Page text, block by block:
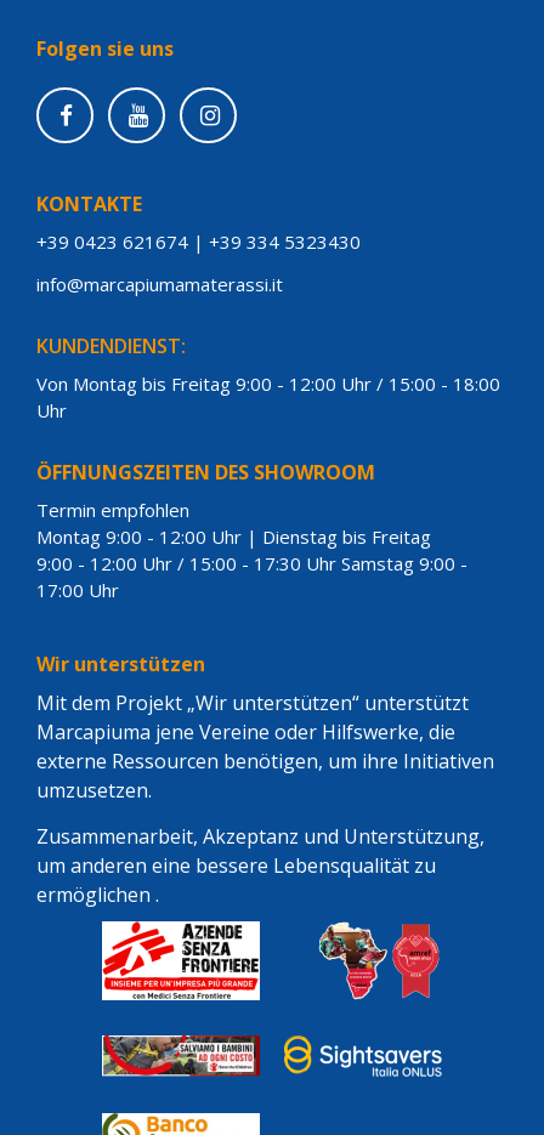
Folgen sie uns
KONTAKTE
+39 0423 621674 | +39 334 5323430
info@marcapiumamaterassi.it
KUNDENDIENST:
Von Montag bis Freitag 9:00 - 12:00 Uhr / 15:00 - 18:00
Uhr
ÖFFNUNGSZEITEN DES SHOWROOM
Termin empfohlen
Montag 9:00 - 12:00 Uhr | Dienstag bis Freitag
9:00 - 12:00 Uhr / 15:00 - 17:30 Uhr Samstag 9:00 -
17:00 Uhr
Wir unterstützen
Mit dem Projekt „Wir unterstützen“ unterstützt
Marcapiuma jene Vereine oder Hilfswerke, die
externe Ressourcen benötigen, um ihre Initiativen
umzusetzen.
Zusammenarbeit, Akzeptanz und Unterstützung,
um anderen eine bessere Lebensqualität zu
ermöglichen .